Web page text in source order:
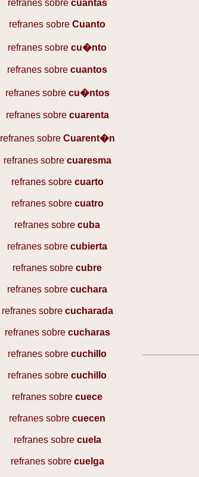
refranes sobre cuantas
refranes sobre Cuanto
refranes sobre cu�nto
refranes sobre cuantos
refranes sobre cu�ntos
refranes sobre cuarenta
refranes sobre Cuarent�n
refranes sobre cuaresma
refranes sobre cuarto
refranes sobre cuatro
refranes sobre cuba
refranes sobre cubierta
refranes sobre cubre
refranes sobre cuchara
refranes sobre cucharada
refranes sobre cucharas
refranes sobre cuchillo
refranes sobre cuchillo
refranes sobre cuece
refranes sobre cuecen
refranes sobre cuela
refranes sobre cuelga